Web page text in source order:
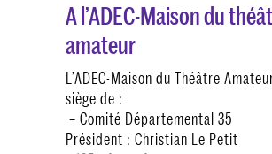
A l’ADEC-Maison du
amateur
L’ADEC-Maison du Théâtre
siège de :
– Comité Départemental 35
Président : Christian Le Petit